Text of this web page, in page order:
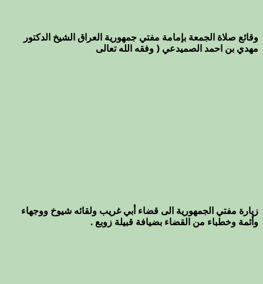
وقائع صلاة الجمعة بإمامة مفتي جمهورية العراق الشيخ الدكتور
مهدي بن احمد الصميدعي ( وفقه الله تعالى
زيارة مفتي الجمهورية الى قضاء أبي غريب ولقائه شيوخ ووجهاء
وأئمة وخطباء من القضاء بضيافة قبيلة زوبع .